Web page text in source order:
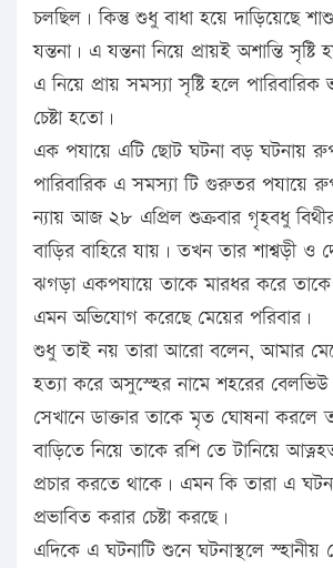
চলছিল। কিন্তু শুধু বাধা হয়ে দাড়িয়েছে
যন্তনা। এ যন্তনা নিয়ে প্রায়ই অশান্তি
এ নিয়ে প্রায় সমস্যা সৃষ্টি হলে পারিবারিক
চেষ্টা হতো।
এক পযায়ে এটি ছোট ঘটনা বড় ঘটনায়
পারিবারিক এ সমস্যা টি গুরুতর পযায়ে
ন্যায় আজ ২৮ এপ্রিল শুক্রবার গৃহবধু
বাড়ির বাহিরে যায়। তখন তার শাশ্বড়ী ও
ঝগড়া একপযায়ে তাকে মারধর করে তাকে
এমন অভিযোগ করেছে মেয়ের পরিবার।
শুধু তাই নয় তারা আরো বলেন, আমার
হত্যা করে অসুস্হের নামে শহরের বেলভিউ
সেখানে ডাক্তার তাকে মৃত ঘোষনা করলে
বাড়িতে নিয়ে তাকে রশি তে টানিয়ে
প্রচার করতে থাকে। এমন কি তারা এ
প্রভাবিত করার চেষ্টা করছে।
এদিকে এ ঘটনাটি শুনে ঘটনাস্থলে স্হানীয়